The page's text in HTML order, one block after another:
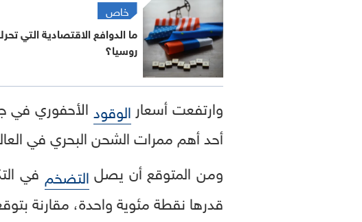
خاص
ما الدوافع الاقتصادية التي
روسيا؟
وارتفعت أسعار الوقود الأحفوري في
أحد أهم ممرات الشحن البحري في
ومن المتوقع أن يصل التضخم
قدرها نقطة مئوية واحدة، مقارنة